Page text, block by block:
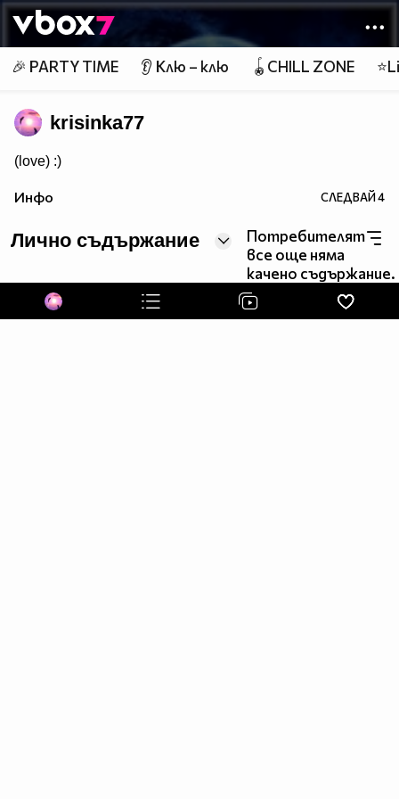
Member of
👾
🎉 PARTY TIME 👂 Клю – клю 🪀CHILL ZONE
krisinka77
(love) :)
Не можеш да накараш някого да те обича. можеш само
да позволиш да бъдеш обичан
Инфо СЛЕДВАЙ4
Лично съдържание
Потребителят
все още няма
качено съдържание.